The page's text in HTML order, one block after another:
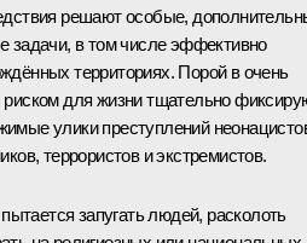
решают особые,
задачи, в том числе эффективно
территориях. Порой в очень
для жизни тщательно
улики преступлений
террористов и экстремистов.
запугать людей, расколоть